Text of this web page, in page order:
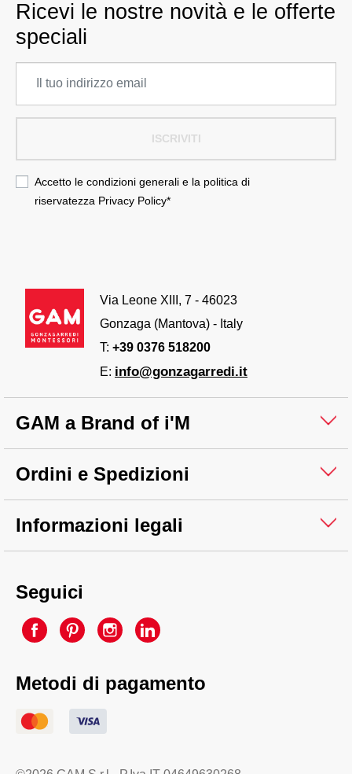
Ricevi le nostre novità e le offerte
speciali
ISCRIVITI
Accetto le condizioni generali e la politica di
riservatezza Privacy Policy*
Via Leone XIII, 7 - 46023
Gonzaga (Mantova) - Italy
T: +39 0376 518200
E: info@gonzagarredi.it
GAM a Brand of i'M
Ordini e Spedizioni
Informazioni legali
Seguici
Metodi di pagamento